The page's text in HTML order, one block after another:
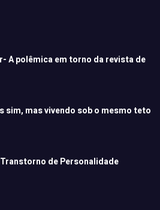
A polêmica em torno da revista de
sim, mas vivendo sob o mesmo teto
de Personalidade